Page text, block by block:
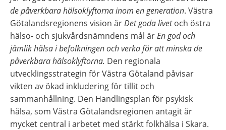
de påverkbara hälsoklyftorna inom en generation. Västra
Götalandsregionens vision är Det goda livet och östra
hälso- och sjukvårdsnämndens mål är En god och
jämlik hälsa i befolkningen och verka för att minska de
påverkbara hälsoklyftorna. Den regionala
utvecklingsstrategin för Västra Götaland påvisar
vikten av ökad inkludering för tillit och
sammanhållning. Den Handlingsplan för psykisk
hälsa, som Västra Götalandsregionen antagit är
mycket central i arbetet med stärkt folkhälsa i Skara.